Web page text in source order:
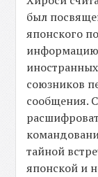
был
японского
информацию
союзников
сообщения.
тайной
японской и